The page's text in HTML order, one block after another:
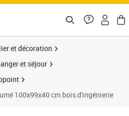
et décoration
et séjour
100x99x40 cm bois d'ingénierie